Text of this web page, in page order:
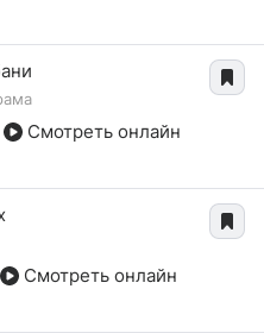
Смотреть онлайн
Смотреть онлайн